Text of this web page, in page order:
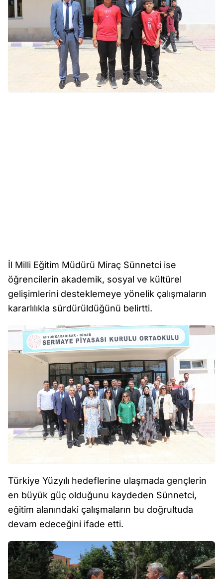
İl Milli Eğitim Müdürü Miraç Sünnetci ise
öğrencilerin akademik, sosyal ve kültürel
gelişimlerini desteklemeye yönelik çalışmaların
kararlılıkla sürdürüldüğünü belirtti.
Türkiye Yüzyılı hedeflerine ulaşmada gençlerin
en büyük güç olduğunu kaydeden Sünnetci,
eğitim alanındaki çalışmaların bu doğrultuda
devam edeceğini ifade etti.